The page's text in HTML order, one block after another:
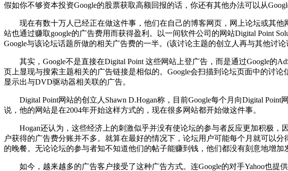
假如你不够资本投资Google的股票获取高额回报的话，你还有其他办法可以从
现在有数十万人已经正在做这件事，他们在自己的博客网页，网上论坛或其他
站也通过赚取google的广告费用而获得盈利。以一间软件公司的网站Digital Point
Google与该论坛话题所做的相关广告费的一半。(该讨论主题的创立人再与其他讨
其实，Google不是直接在Digital Point 这些网站上登广告，而是通过Google的
页上显现与搜索主题相关的广告链接是相似的。Google会扫描到论坛页面中的讨
显示出与DVD驱动器相关联的广告。
Digital Point网站的创立人Shawn D.Hogan称，目前Google每个月向Digital
说，他的网站是在2004年开始这样方式的，现在很多网站都开始做这件事。
Hogan还认为，这些经济上的刺激似乎并没有使论坛的参与者反应更加积极，
户获得的广告费分账并不多。就算在最好的情况下，论坛用户可能每个月就可以
的晚餐。无论论坛的参与者知不知道他们的帖子能赚到钱，他们都没有刻意地增
如今，越来越多的广告客户接受了这种广告方式。连Google的对手Yahoo也提